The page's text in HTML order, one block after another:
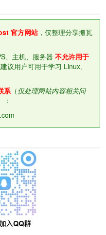
官方网站，仅整理分享搬瓦
、主机、服务器 不允许用于
议用户可用于学习 Linux、
系（仅处理网站内容相关问
：